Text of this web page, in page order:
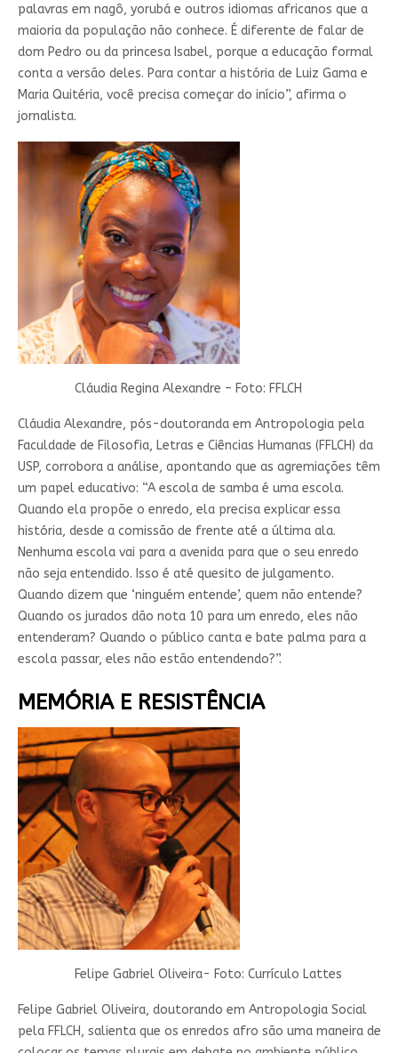
palavras em nagô, yorubá e outros idiomas africanos que a
maioria da população não conhece. É diferente de falar de
dom Pedro ou da princesa Isabel, porque a educação formal
conta a versão deles. Para contar a história de Luiz Gama e
Maria Quitéria, você precisa começar do início”, afirma o
jornalista.
Cláudia Regina Alexandre – Foto: FFLCH
Cláudia Alexandre, pós-doutoranda em Antropologia pela
Faculdade de Filosofia, Letras e Ciências Humanas (FFLCH) da
USP, corrobora a análise, apontando que as agremiações têm
um papel educativo: “A escola de samba é uma escola.
Quando ela propõe o enredo, ela precisa explicar essa
história, desde a comissão de frente até a última ala.
Nenhuma escola vai para a avenida para que o seu enredo
não seja entendido. Isso é até quesito de julgamento.
Quando dizem que ‘ninguém entende’, quem não entende?
Quando os jurados dão nota 10 para um enredo, eles não
entenderam? Quando o público canta e bate palma para a
escola passar, eles não estão entendendo?”.
MEMÓRIA E RESISTÊNCIA
Felipe Gabriel Oliveira- Foto: Currículo Lattes
Felipe Gabriel Oliveira, doutorando em Antropologia Social
pela FFLCH, salienta que os enredos afro são uma maneira de